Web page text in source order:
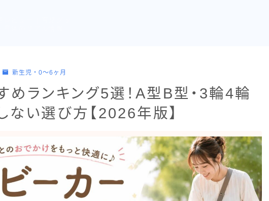
新生児・0〜6ヶ月
めランキング5選！A型B型・3輪4輪
ない選び方【2026年版】